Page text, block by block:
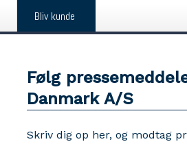
Bliv kunde
Følg
Danmark A/S
Skriv dig op her, og modtag